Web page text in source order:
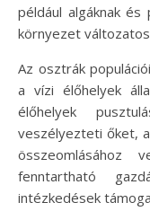
például algáknak
környezet
Az osztrák
a vízi élőhelyek
élőhelyek
veszélyezteti őket,
fenntartható
intézkedések